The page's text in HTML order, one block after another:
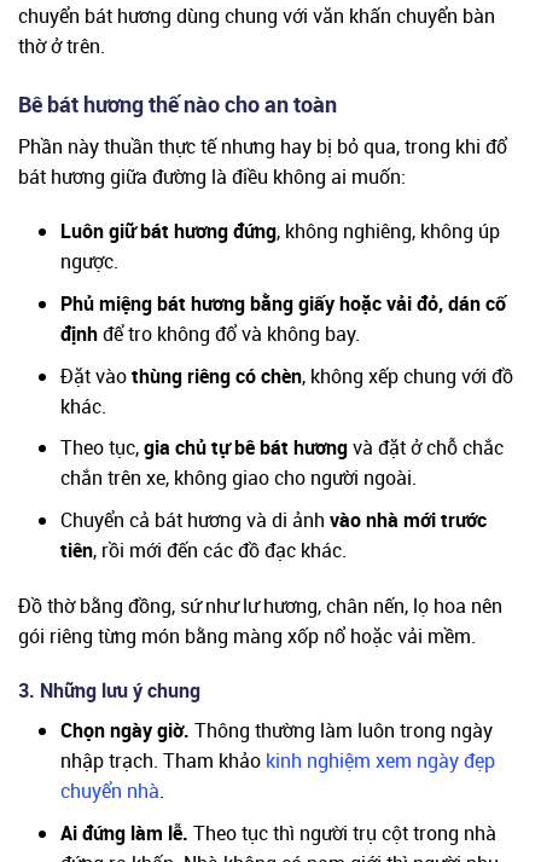
chuyển bát hương dùng chung với văn khấn chuyển bàn
thờ ở trên.
Bê bát hương thế nào cho an toàn
Phần này thuần thực tế nhưng hay bị bỏ qua, trong khi đổ
bát hương giữa đường là điều không ai muốn:
Luôn giữ bát hương đứng, không nghiêng, không úp
ngược.
Phủ miệng bát hương bằng giấy hoặc vải đỏ, dán cố
địnhđể tro không đổ và không bay.
Đặt vàothùng riêng có chèn, không xếp chung với đồ
khác.
Theo tục,gia chủ tự bê bát hươngvà đặt ở chỗ chắc
chắn trên xe, không giao cho người ngoài.
Chuyển cả bát hương và di ảnh vào nhà mới trước
tiên, rồi mới đến các đồ đạc khác.
Đồ thờ bằng đồng, sứ như lư hương, chân nến, lọ hoa nên
gói riêng từng món bằng màng xốp nổ hoặc vải mềm.
3. Những lưu ý chung
Chọn ngày giờ. Thông thường làm luôn trong ngày
nhập trạch. Tham khảo kinh nghiệm xem ngày đẹp
chuyển nhà.
Ai đứng làm lễ. Theo tục thì người trụ cột trong nhà